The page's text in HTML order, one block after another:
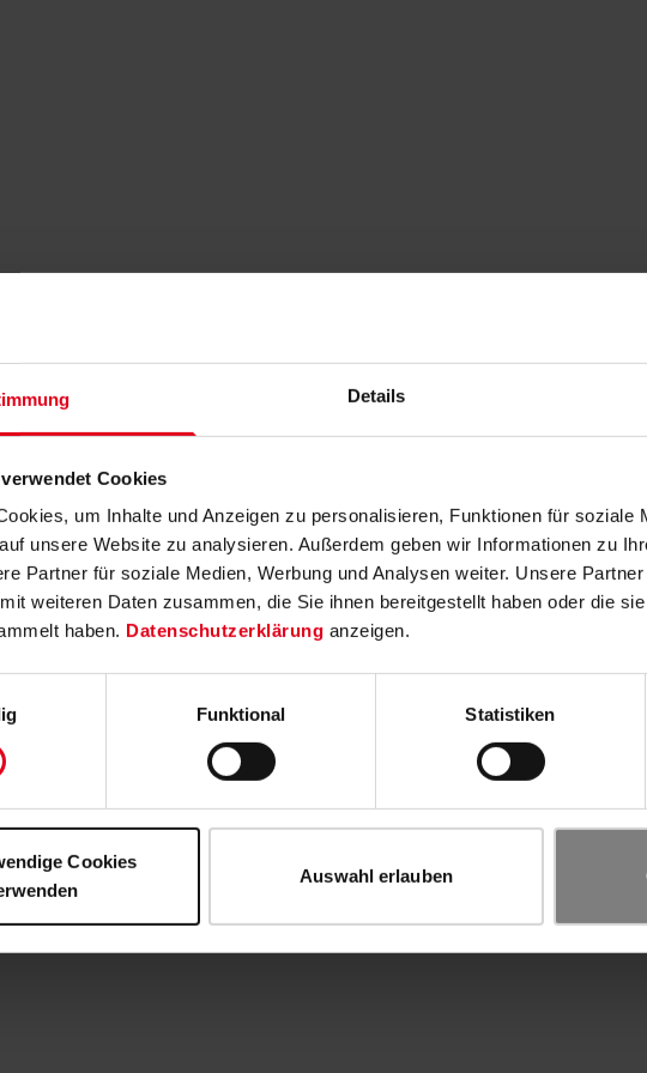
Details
Cookies
um Inhalte und Anzeigen zu personalisieren, Funktionen für soziale
unsere Website zu analysieren. Außerdem geben wir Informationen zu
Partner für soziale Medien, Werbung und Analysen weiter. Unsere
weiteren Daten zusammen, die Sie ihnen bereitgestellt haben oder die
haben. Datenschutzerklärung anzeigen.
Funktional Statistiken
Cookies
Auswahl erlauben